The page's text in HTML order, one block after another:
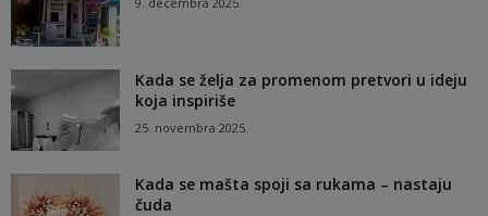
Kada se želja za promenom pretvori u ideju
koja inspiriše
25. novembra 2025.
Kada se mašta spoji sa rukama – nastaju
čuda